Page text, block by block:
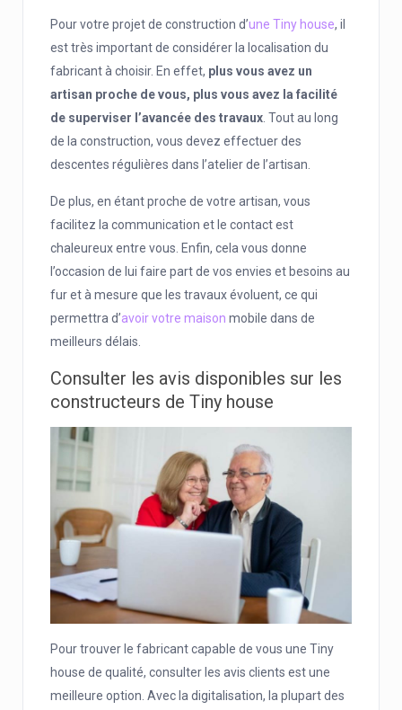
Pour votre projet de construction d’une Tiny house, il
est très important de considérer la localisation du
fabricant à choisir. En effet, plus vous avez un
artisan proche de vous, plus vous avez la facilité
de superviser l’avancée des travaux. Tout au long
de la construction, vous devez effectuer des
descentes régulières dans l’atelier de l’artisan.
De plus, en étant proche de votre artisan, vous
facilitez la communication et le contact est
chaleureux entre vous. Enfin, cela vous donne
l’occasion de lui faire part de vos envies et besoins au
fur et à mesure que les travaux évoluent, ce qui
permettra d’avoir votre maison mobile dans de
meilleurs délais.
Consulter les avis disponibles sur les
constructeurs de Tiny house
Pour trouver le fabricant capable de vous une Tiny
house de qualité, consulter les avis clients est une
meilleure option. Avec la digitalisation, la plupart des